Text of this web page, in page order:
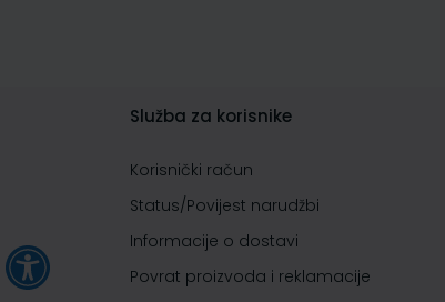
Služba za korisnike
Korisnički račun
Status/Povijest narudžbi
Informacije o dostavi
Povrat proizvoda i reklamacije